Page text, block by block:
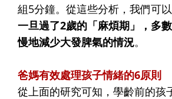
組5分鐘。從這些分析，我們可
一旦過了2歲的「麻煩期」，多
慢地減少大發脾氣的情況。
爸媽有效處理孩子情緒的6原則
從上面的研究可知，學齡前的孩